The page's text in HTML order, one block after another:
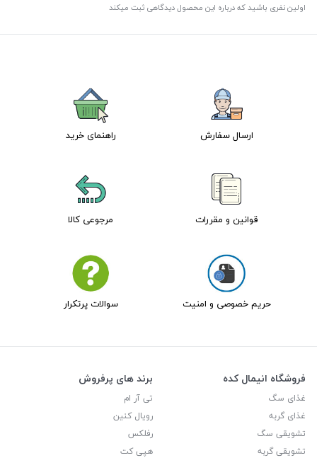
اولین نفری باشید که درباره این محصول دیدگاهی ثبت میکند
ارسال سفارش راهنمای خرید
قوانین و مقررات مرجوعی کالا
حریم خصوصی و امنیت سوالات پرتکرار
فروشگاه انیمال کده
غذای سگ
غذای گربه
تشویقی سگ
تشویقی گربه
برند های پرفروش
تی آر ام
رویال کنین
رفلکس
هپی کت